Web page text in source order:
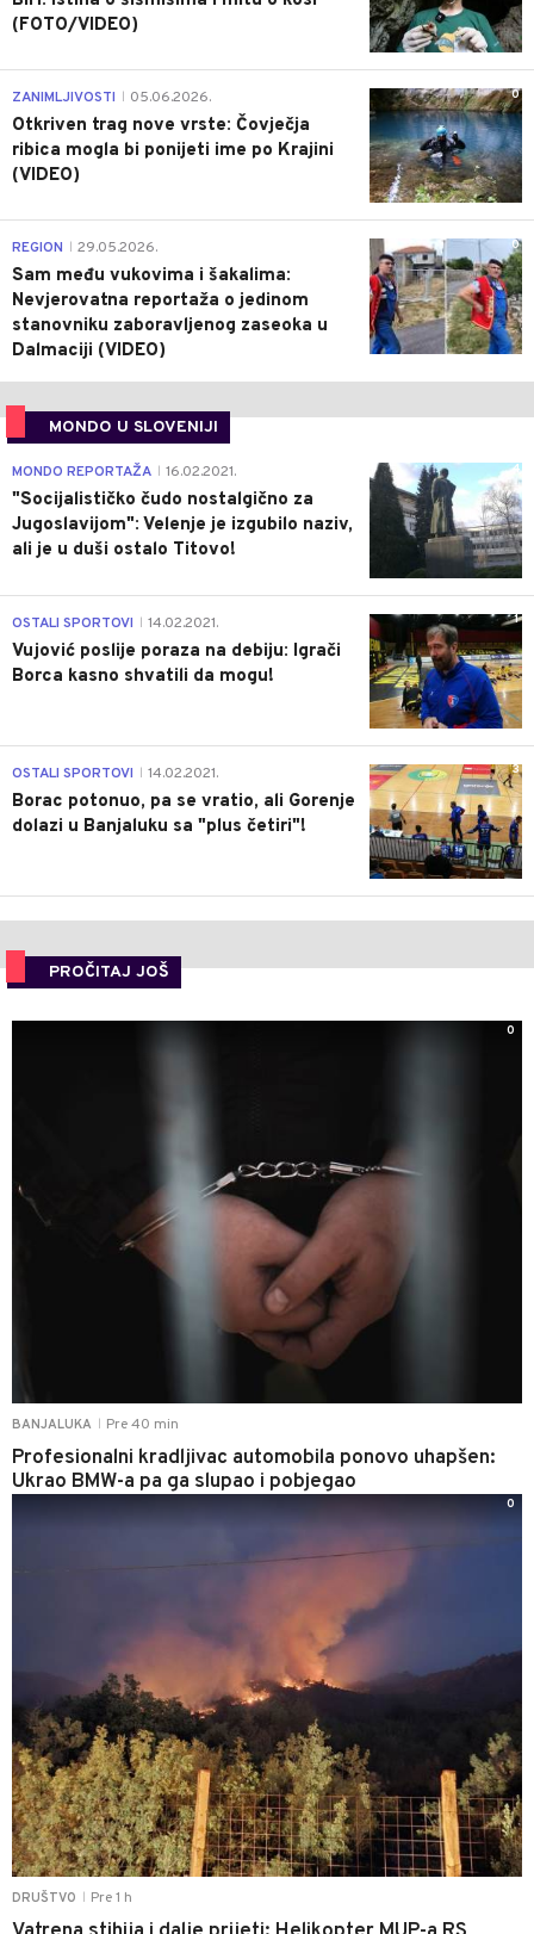
(FOTO/VIDEO)
0
ZANIMLJIVOSTI 05.06.2026.
Otkriven trag nove vrste: Čovječja
ribica mogla bi ponijeti ime po Krajini
(VIDEO)
0
REGION 29.05.2026.
Sam među vukovima i šakalima:
Nevjerovatna reportaža o jedinom
stanovniku zaboravljenog zaseoka u
Dalmaciji (VIDEO)
MONDO U SLOVENIJI
4
MONDO REPORTAŽA 16.02.2021.
"Socijalističko čudo nostalgično za
Jugoslavijom": Velenje je izgubilo naziv,
ali je u duši ostalo Titovo!
1
OSTALI SPORTOVI 14.02.2021.
Vujović poslije poraza na debiju: Igrači
Borca kasno shvatili da mogu!
3
OSTALI SPORTOVI 14.02.2021.
Borac potonuo, pa se vratio, ali Gorenje
dolazi u Banjaluku sa "plus četiri"!
PROČITAJ JOŠ
BANJALUKA Pre 40 min
Profesionalni kradljivac automobila ponovo uhapšen:
Ukrao BMW-a pa ga slupao i pobjegao
0
DRUŠTVO Pre 1 h
0